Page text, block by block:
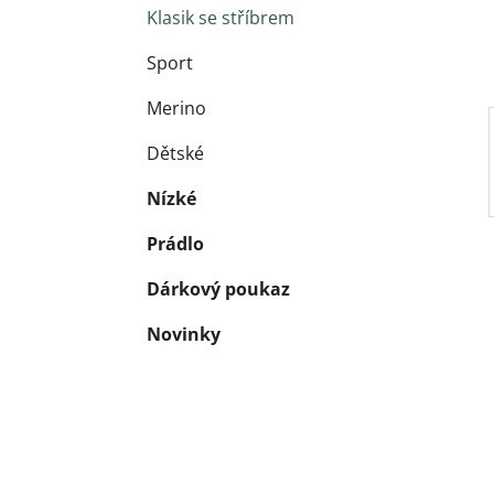
Klasik se stříbrem
Sport
Merino
Dětské
Nízké
Prádlo
Dárkový poukaz
Novinky